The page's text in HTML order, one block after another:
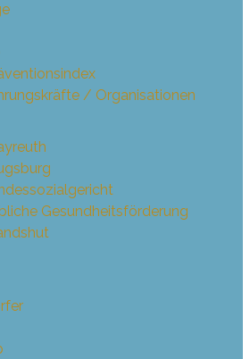
/ Organisationen
Gesundheitsförderung